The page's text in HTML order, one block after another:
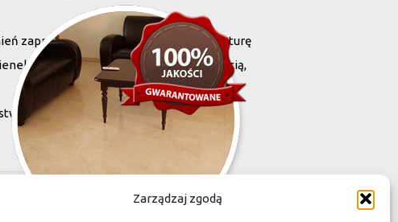
Zarządzaj zgodą
zaprojektowany i stworzony przez naturę
charakteryzują się niewielką grubością,
przez Was przestrzeń,